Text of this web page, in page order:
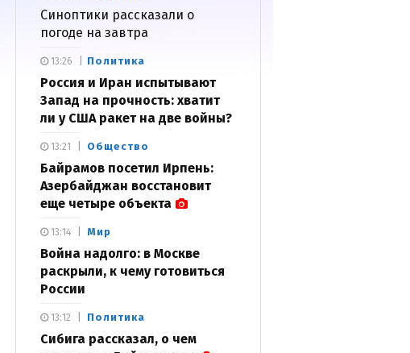
Синоптики рассказали о
погоде на завтра
Политика
Россия и Иран испытывают
Запад на прочность: хватит
ли у США ракет на две войны?
13:26
Общество
Байрамов посетил Ирпень:
Азербайджан восстановит
еще четыре объекта
13:21
Мир
Война надолго: в Москве
раскрыли, к чему готовиться
России
13:14
Политика
Сибига рассказал, о чем
13:12